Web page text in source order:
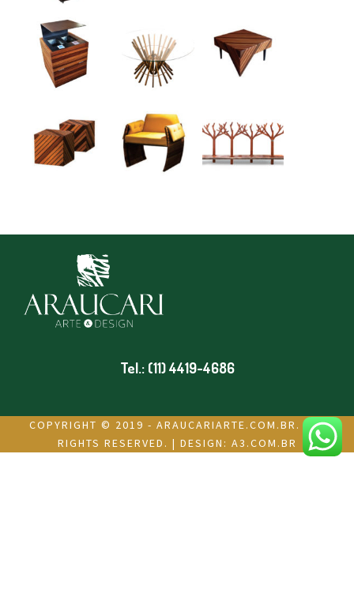
Tel.: (11) 4419-4686
COPYRIGHT © 2019 - ARAUCARIARTE.COM.BR. ALL
RIGHTS RESERVED. | DESIGN: A3.COM.BR